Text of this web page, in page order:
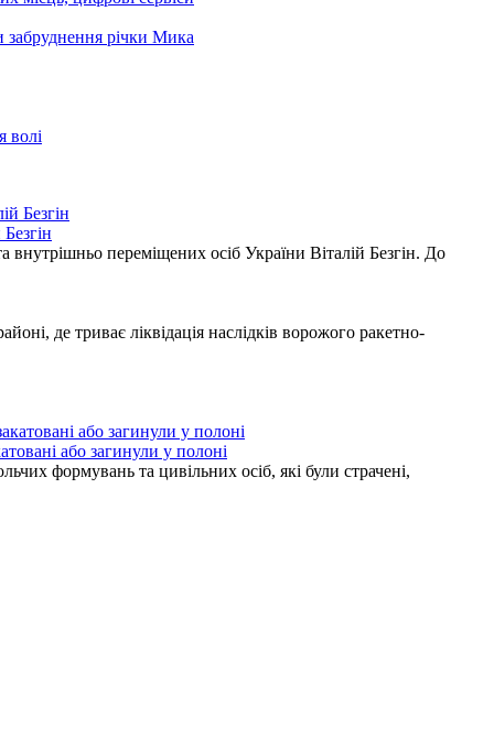
забруднення річки Мика
волі
переміщених осіб України Віталій Безгін. До
де триває ліквідація наслідків ворожого ракетно-
або загинули у полоні
формувань та цивільних осіб, які були страчені,